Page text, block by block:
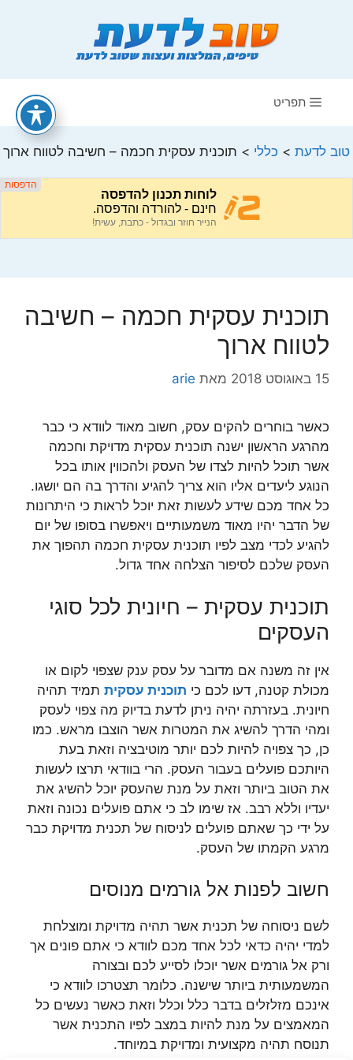
תפריט
טוב לדעת > כללי > תוכנית עסקית חכמה – חשיבה לטווח ארוך
תוכנית עסקית חכמה – חשיבה
לטווח ארוך
15 באוגוסט 2018 מאת arie
כאשר בוחרים להקים עסק, חשוב מאוד לוודא כי כבר
מהרגע הראשון ישנה תוכנית עסקית מדויקת וחכמה
אשר תוכל להיות לצדו של העסק ולהכווין אותו בכל
הנוגע ליעדים אליו הוא צריך להגיע והדרך בה הם יושגו.
כל אחד מכם שידע לעשות זאת יוכל לראות כי היתרונות
של הדבר יהיו מאוד משמעותיים ויאפשרו בסופו של יום
להגיע לכדי מצב לפיו תוכנית עסקית חכמה תהפוך את
העסק שלכם לסיפור הצלחה אחד גדול.
תוכנית עסקית – חיונית לכל סוגי
העסקים
אין זה משנה אם מדובר על עסק ענק שצפוי לקום או
מכולת קטנה, דעו לכם כי תוכנית עסקית תמיד תהיה
חיונית. בעזרתה יהיה ניתן לדעת בדיוק מה צפוי לעסק
ומהי הדרך להשיג את המטרות אשר הוצבו מראש. כמו
כן, כך צפויה להיות לכם יותר מוטיבציה וזאת בעת
היותכם פועלים בעבור העסק. הרי בוודאי תרצו לעשות
את הטוב ביותר וזאת על מנת שהעסק יוכל להשיג את
יעדיו וללא רבב. אז שימו לב כי אתם פועלים נכונה וזאת
על ידי כך שאתם פועלים לניסוח של תכנית מדויקת כבר
מרגע הקמתו של העסק.
חשוב לפנות אל גורמים מנוסים
לשם ניסוחה של תכנית אשר תהיה מדויקת ומוצלחת
למדי יהיה כדאי לכל אחד מכם לוודא כי אתם פונים אך
ורק אל גורמים אשר יוכלו לסייע לכם ובצורה
המשמעותית ביותר שישנה. כלומר תצטרכו לוודא כי
אינכם מזלזלים בדבר כלל וכלל וזאת כאשר נעשים כל
המאמצים על מנת להיות במצב לפיו התכנית אשר
תנוסח תהיה מקצועית ומדויקת במיוחד.